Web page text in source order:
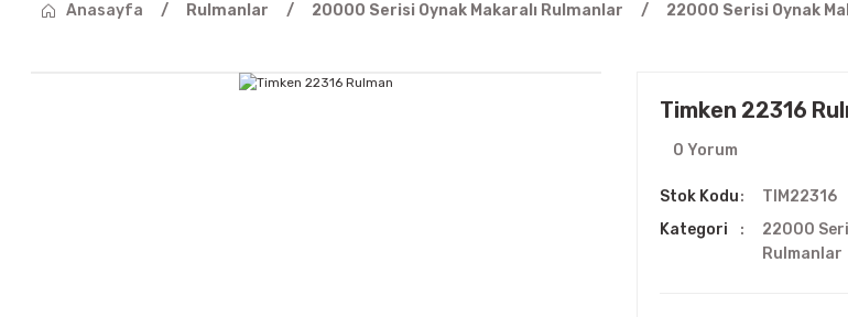
Anasayfa Rulmanlar 20000 Serisi Oynak Makaralı Rulmanlar 22000 Serisi Oynak
Timken 22316
0 Yorum
Stok Kodu
TIM22316
Kategori
22000
Rulmanlar